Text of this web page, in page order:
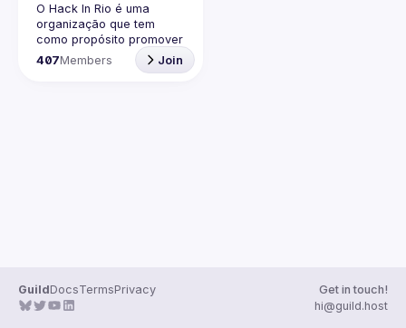
O Hack In Rio é uma
organização que tem
como propósito promover
o desenvolvimento de
uma comunidade local
407Members Join
GuildDocsTermsPrivacy
Get in touch!
hi@guild.host